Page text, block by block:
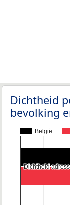
Dichtheid
bevolking
België
Dichtheid
Dichtheid